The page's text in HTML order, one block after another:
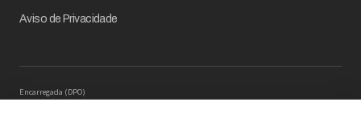
Aviso de Privacidade
Encarregada (DPO)